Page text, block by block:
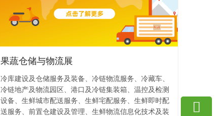
果蔬仓储与物流展
冷库建设及仓储服务及装备、冷链物流服务、冷藏车、
冷链地产及物流园区、港口及冷链集装箱、温控及检测
设备、生鲜城市配送服务、生鲜宅配服务、生鲜即时配
送服务、前置仓建设及管理、生鲜物流信息化技术及装